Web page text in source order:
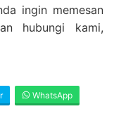
ingin memesan
hubungi kami,
WhatsApp